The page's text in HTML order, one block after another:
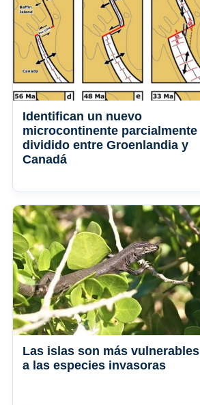
Identifican un nuevo
microcontinente parcialmente
dividido entre Groenlandia y
Canadá
Las islas son más vulnerables
a las especies invasoras